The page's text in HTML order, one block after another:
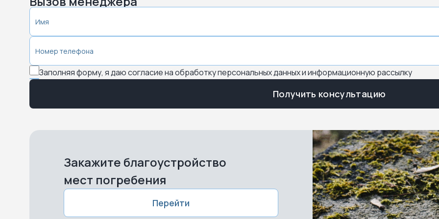
Заполняя форму, я даю согласие на обработку персональных данных и информационную рассылку
Получить консультацию
Закажите благоустройство
мест погребения
Перейти